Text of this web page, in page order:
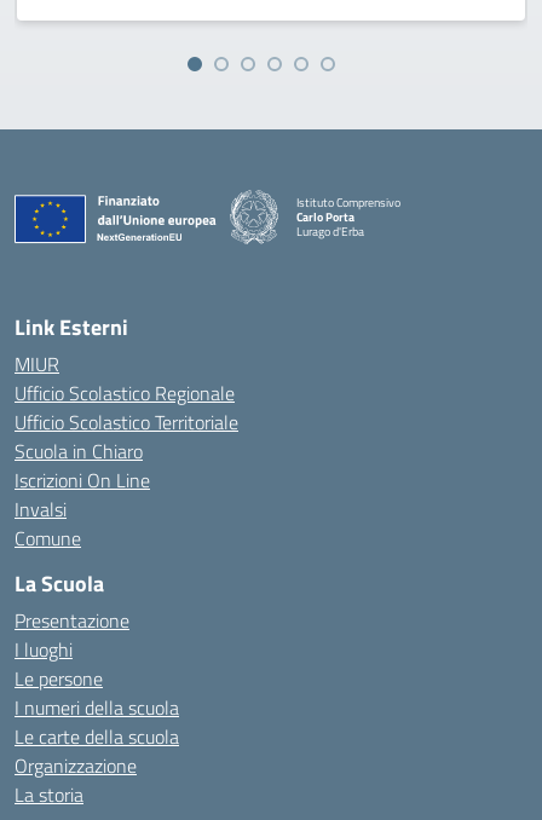
Istituto Comprensivo
Carlo Porta
Lurago d'Erba
— Visita la pagina iniziale della scuola
Link Esterni
MIUR
Ufficio Scolastico Regionale
Ufficio Scolastico Territoriale
Scuola in Chiaro
Iscrizioni On Line
Invalsi
Comune
La Scuola
Presentazione
I luoghi
Le persone
I numeri della scuola
Le carte della scuola
Organizzazione
La storia